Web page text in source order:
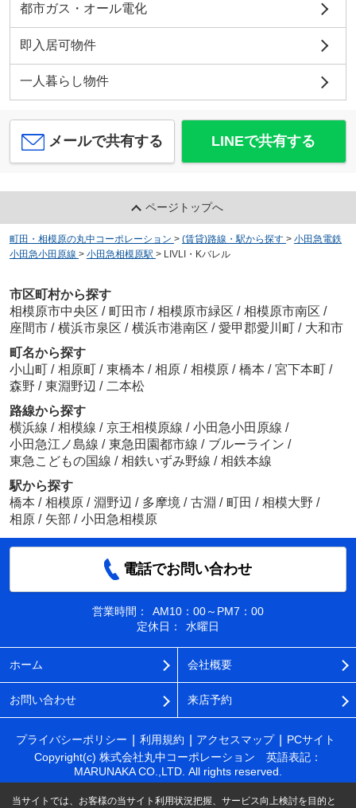
都市ガス・オール電化
即入居可物件
一人暮らし物件
メールで共有する LINEで共有する
ページトップへ
町田・相模原の丸中コーポレーション > (賃貸)路線・駅から探す > 小田急電鉄
小田急小田原線 > 小田急相模原駅 > LIVLI・Kバレル
市区町村から探す
相模原市中央区 / 町田市 / 相模原市緑区 / 相模原市南区 /
座間市 / 横浜市泉区 / 横浜市港南区 / 愛甲郡愛川町 / 大和市
町名から探す
小山町 / 相原町 / 東橋本 / 相原 / 相模原 / 橋本 / 宮下本町 /
森野 / 東淵野辺 / 二本松
路線から探す
横浜線 / 相模線 / 京王相模原線 / 小田急小田原線 /
小田急江ノ島線 / 東急田園都市線 / ブルーライン /
東急こどもの国線 / 相鉄いずみ野線 / 相鉄本線
駅から探す
橋本 / 相模原 / 淵野辺 / 多摩境 / 古淵 / 町田 / 相模大野 /
相原 / 矢部 / 小田急相模原
電話でお問い合わせ
営業時間：
AM10：00～PM7：00
定休日：
水曜日
ホーム 会社概要
お問い合わせ 来店予約
プライバシーポリシー 利用規約 アクセスマップ
PCサイト
Copyright(c) 株式会社丸中コーポレーション 英語表記：
MARUNAKA CO.,LTD. All rights reserved.
当サイトでは、お客様の当サイト利用状況把握、サービス向上検討を目的と